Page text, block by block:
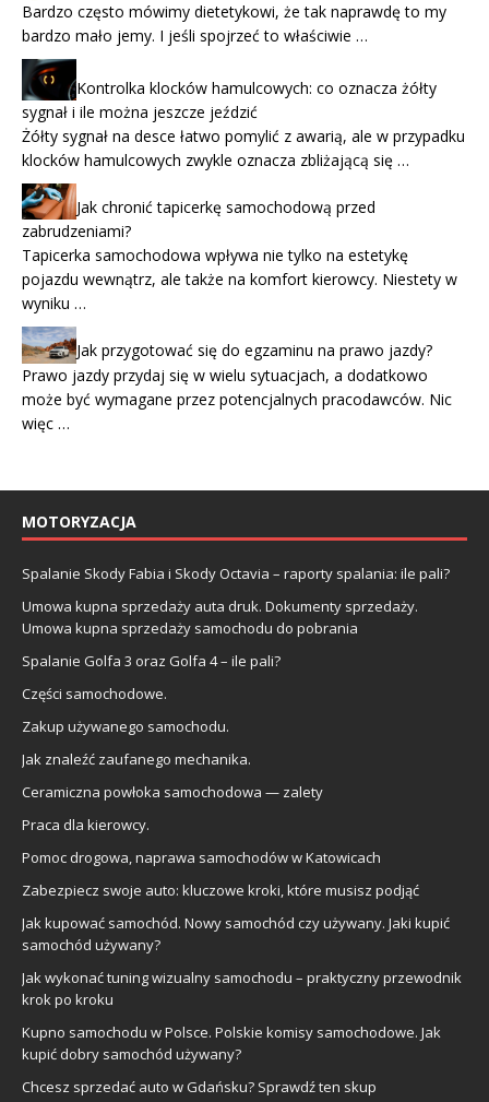
Bardzo często mówimy dietetykowi, że tak naprawdę to my
bardzo mało jemy. I jeśli spojrzeć to właściwie …
Kontrolka klocków hamulcowych: co oznacza żółty
sygnał i ile można jeszcze jeździć
Żółty sygnał na desce łatwo pomylić z awarią, ale w przypadku
klocków hamulcowych zwykle oznacza zbliżającą się …
Jak chronić tapicerkę samochodową przed
zabrudzeniami?
Tapicerka samochodowa wpływa nie tylko na estetykę
pojazdu wewnątrz, ale także na komfort kierowcy. Niestety w
wyniku …
Jak przygotować się do egzaminu na prawo jazdy?
Prawo jazdy przydaj się w wielu sytuacjach, a dodatkowo
może być wymagane przez potencjalnych pracodawców. Nic
więc …
MOTORYZACJA
Spalanie Skody Fabia i Skody Octavia – raporty spalania: ile pali?
Umowa kupna sprzedaży auta druk. Dokumenty sprzedaży.
Umowa kupna sprzedaży samochodu do pobrania
Spalanie Golfa 3 oraz Golfa 4 – ile pali?
Części samochodowe.
Zakup używanego samochodu.
Jak znaleźć zaufanego mechanika.
Ceramiczna powłoka samochodowa — zalety
Praca dla kierowcy.
Pomoc drogowa, naprawa samochodów w Katowicach
Zabezpiecz swoje auto: kluczowe kroki, które musisz podjąć
Jak kupować samochód. Nowy samochód czy używany. Jaki kupić
samochód używany?
Jak wykonać tuning wizualny samochodu – praktyczny przewodnik
krok po kroku
Kupno samochodu w Polsce. Polskie komisy samochodowe. Jak
kupić dobry samochód używany?
Chcesz sprzedać auto w Gdańsku? Sprawdź ten skup